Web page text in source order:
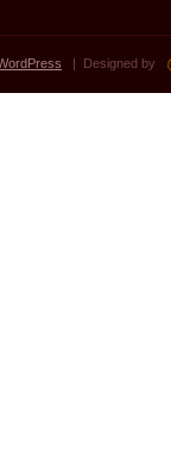
| Designed by